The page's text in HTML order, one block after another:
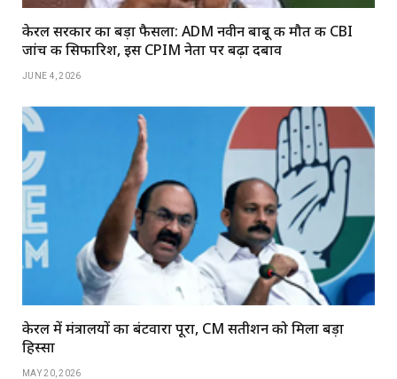
केरल सरकार का बड़ा फैसला: ADM नवीन बाबू की मौत की CBI
जांच की सिफारिश, इस CPIM नेता पर बढ़ा दबाव
JUNE 4, 2026
केरल में मंत्रालयों का बंटवारा पूरा, CM सतीशन को मिला बड़ा
हिस्सा
MAY 20, 2026